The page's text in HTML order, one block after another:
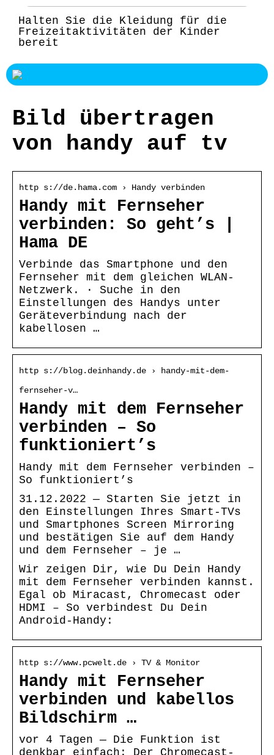
Halten Sie die Kleidung für die
Freizeitaktivitäten der Kinder
bereit
Bild übertragen
von handy auf tv
http s://de.hama.com › Handy verbinden
Handy mit Fernseher
verbinden: So geht’s |
Hama DE
Verbinde das Smartphone und den
Fernseher mit dem gleichen WLAN-
Netzwerk. · Suche in den
Einstellungen des Handys unter
Geräteverbindung nach der
kabellosen …
http s://blog.deinhandy.de › handy-mit-dem-
fernseher-v…
Handy mit dem Fernseher
verbinden – So
funktioniert’s
Handy mit dem Fernseher verbinden –
So funktioniert’s
31.12.2022 — Starten Sie jetzt in
den Einstellungen Ihres Smart-TVs
und Smartphones Screen Mirroring
und bestätigen Sie auf dem Handy
und dem Fernseher – je …
Wir zeigen Dir, wie Du Dein Handy
mit dem Fernseher verbinden kannst.
Egal ob Miracast, Chromecast oder
HDMI – So verbindest Du Dein
Android-Handy:
http s://www.pcwelt.de › TV & Monitor
Handy mit Fernseher
verbinden und kabellos
Bildschirm …
vor 4 Tagen — Die Funktion ist
denkbar einfach: Der Chromecast-